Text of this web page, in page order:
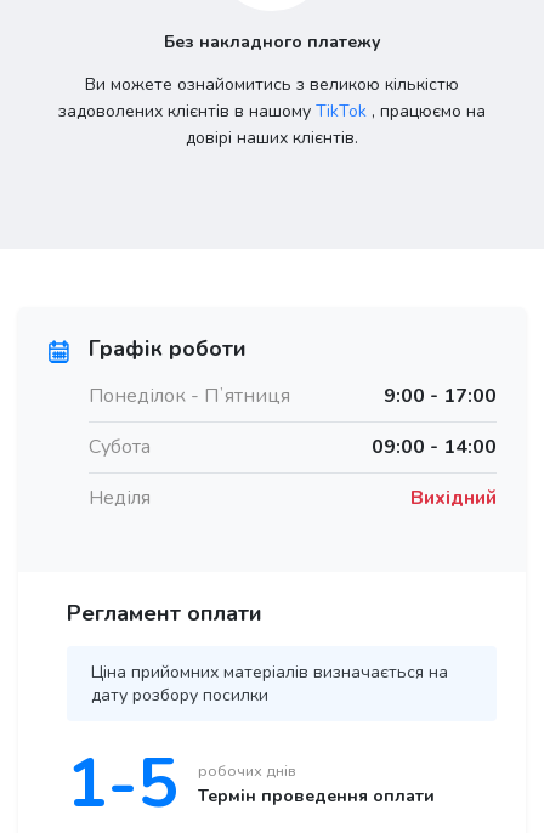
Без накладного платежу
Ви можете ознайомитись з великою кількістю
задоволених клієнтів в нашому TikTok , працюємо на
довірі наших клієнтів.
Графік роботи
Понеділок - Пʼятниця
9:00 - 17:00
Субота
09:00 - 14:00
Неділя
Вихідний
Регламент оплати
Ціна прийомних матеріалів визначається на
дату розбору посилки
1-5 робочих днів
Термін проведення оплати